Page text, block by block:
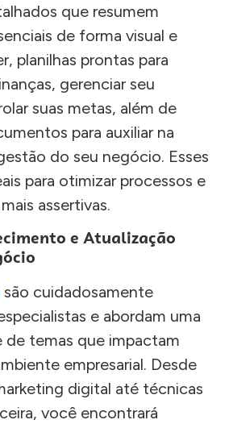
que resumem
de forma visual e
planilhas prontas para
gerenciar seu
suas metas, além de
para auxiliar na
do seu negócio. Esses
para otimizar processos e
assertivas.
e Atualização
são cuidadosamente
e abordam uma
de temas que impactam
empresarial. Desde
digital até técnicas
você encontrará